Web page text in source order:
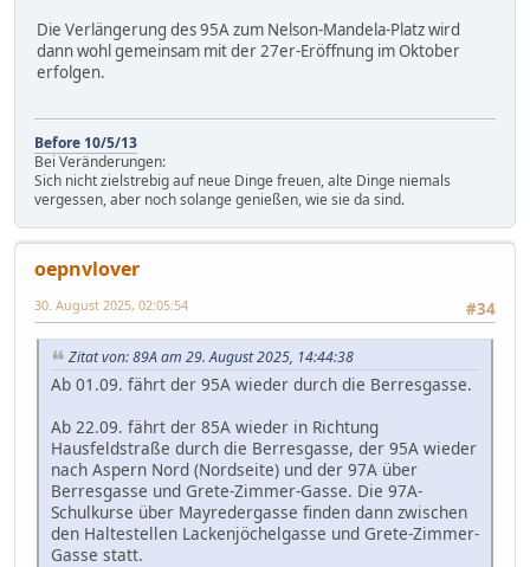
Die Verlängerung des 95A zum Nelson-Mandela-Platz wird
dann wohl gemeinsam mit der 27er-Eröffnung im Oktober
erfolgen.
Before 10/5/13
Bei Veränderungen:
Sich nicht zielstrebig auf neue Dinge freuen, alte Dinge niemals
vergessen, aber noch solange genießen, wie sie da sind.
oepnvlover
#34
30. August 2025, 02:05:54
Zitat von: 89A am 29. August 2025, 14:44:38
Ab 01.09. fährt der 95A wieder durch die Berresgasse.
Ab 22.09. fährt der 85A wieder in Richtung
Hausfeldstraße durch die Berresgasse, der 95A wieder
nach Aspern Nord (Nordseite) und der 97A über
Berresgasse und Grete-Zimmer-Gasse. Die 97A-
Schulkurse über Mayredergasse finden dann zwischen
den Haltestellen Lackenjöchelgasse und Grete-Zimmer-
Gasse statt.